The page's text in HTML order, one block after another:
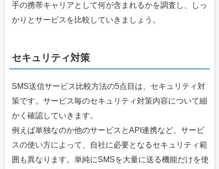
手の携帯キャリアとして何が含まれるかを調査し、しっ
かりとサービスを比較していきましょう。
セキュリティ対策
SMS送信サービス比較方法の5点目は、セキュリティ対
策です。サービス毎のセキュリティ対策内容について細
かく確認していきます。
例えば単独なのか他のサービスとAPI連携など、サービ
スの使い方によって、自社に必要となるセキュリティ範
囲も異なります。単純にSMSを大量に送る機能だけを使